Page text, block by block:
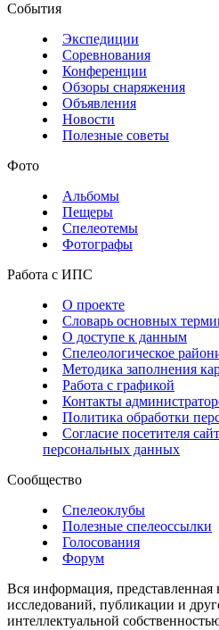
События
Экспедиции
Соревнования
Конференции
Обзоры снаряжения
Объявления
Новости
Полезные советы
Фото
Альбомы
Пещеры
Спелеотемы
Фотографы
Работа с ИПС
О проекте
Словарь основных
О доступе к данным
Спелеологическое
Методика заполнения
Работа с графикой
Контакты
Политика обработки
Согласие посетителя
персональных данных
Сообщество
Спелеоклубы
Полезные спелеоссылки
Голосования
Форум
Вся информация, представленная
исследований, публикации и
интеллектуальной